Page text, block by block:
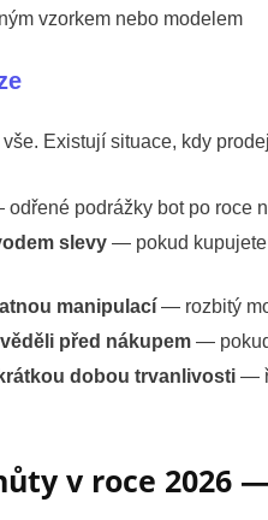
vzorkem nebo modelem
Existují situace, kdy
podrážky bot po roce
slevy — pokud kupujete
manipulací — rozbitý
před nákupem —
dobou trvanlivosti —
v roce 2026